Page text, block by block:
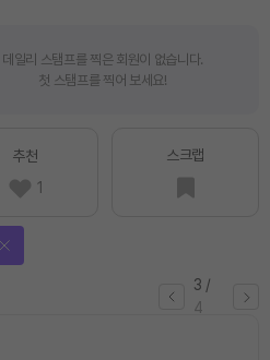
데일리 스탬프를 찍은 회원이 없습니다.
첫 스탬프를 찍어 보세요!
추천
1
스크랩
4 /
4